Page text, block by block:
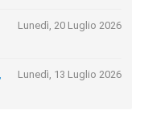
Lunedì, 20 Luglio 2026
Lunedì, 13 Luglio 2026